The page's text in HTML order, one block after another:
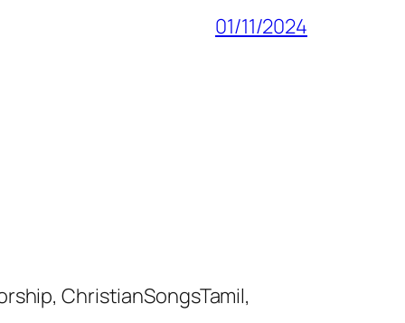
01/11/2024
ChristianSongsTamil,